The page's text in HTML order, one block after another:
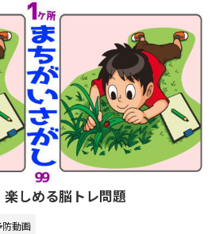
楽しめる脳トレ問題
動画